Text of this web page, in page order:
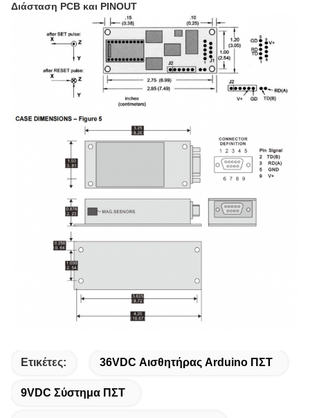
Διάσταση PCB και PINOUT
Ετικέτες: 36VDC Αισθητήρας Arduino ΠΣΤ
9VDC Σύστημα ΠΣΤ